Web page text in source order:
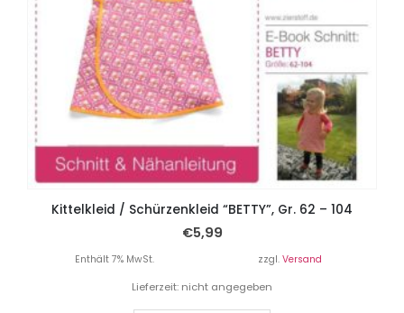
Kittelkleid / Schürzenkleid “BETTY”, Gr. 62 – 104
€5,99
Enthält 7% MwSt. zzgl. Versand
Lieferzeit: nicht angegeben